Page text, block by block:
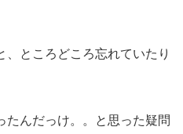
ところどころ忘れていたり
たんだっけ。。と思った疑問